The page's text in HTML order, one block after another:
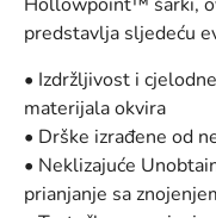
predstavlja sljedeću
• Izdržljivost i
materijala okvira
• Drške izrađene od
• Neklizajuće
prianjanje sa